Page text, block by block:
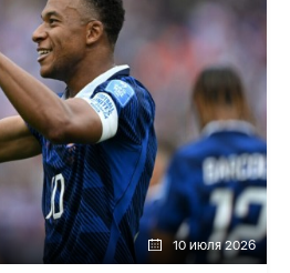
10 июля 2026